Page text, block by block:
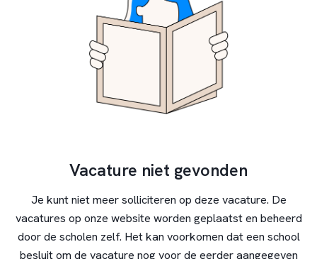
Vacature niet gevonden
Je kunt niet meer solliciteren op deze vacature. De
vacatures op onze website worden geplaatst en beheerd
door de scholen zelf. Het kan voorkomen dat een school
besluit om de vacature nog voor de eerder aangegeven